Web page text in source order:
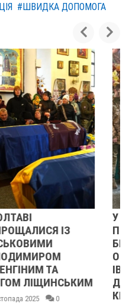
#ШВИДКА ДОПОМОГА
У ПОЛТАВІ
ПОПРОЩАЛИСЯ ІЗ
БІЙЦЯМИ
ОЛЕКСАНДРОМ
ІВАЩЕНКОМ,
ДМИТРОМ
КИСЛИЧЕНКОМ ТА